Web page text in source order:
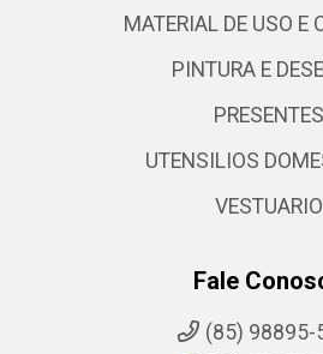
MATERIAL DE USO E
PINTURA E
PRESENTES
UTENSILIOS
VESTUARIO
Fale
(85) 98895-